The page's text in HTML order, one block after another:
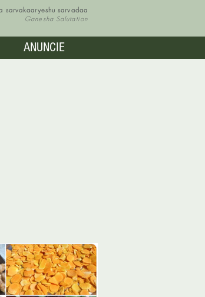
sarvakaaryeshu sarvadaa
Ganesha Salutation
ANUNCIE